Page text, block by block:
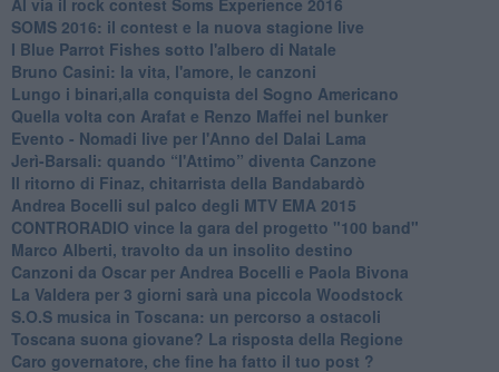
​Al via il rock contest Soms Experience 2016
​SOMS 2016: il contest e la nuova stagione live
I Blue Parrot Fishes sotto l'albero di Natale
Bruno Casini: la vita, l'amore, le canzoni
​Lungo i binari,alla conquista del Sogno Americano
​Quella volta con Arafat e Renzo Maffei nel bunker
​Evento - Nomadi live per l'Anno del Dalai Lama
Jerì-Barsali: quando “l'Attimo” diventa Canzone
Il ritorno di Finaz, chitarrista della Bandabardò
Andrea Bocelli sul palco degli MTV EMA 2015
CONTRORADIO vince la gara del progetto "100 band"
Marco Alberti, travolto da un insolito destino
Canzoni da Oscar per Andrea Bocelli e Paola Bivona
La Valdera per 3 giorni sarà una piccola Woodstock
S.O.S musica in Toscana: un percorso a ostacoli
​Toscana suona giovane? La risposta della Regione
Caro governatore, che fine ha fatto il tuo post ?